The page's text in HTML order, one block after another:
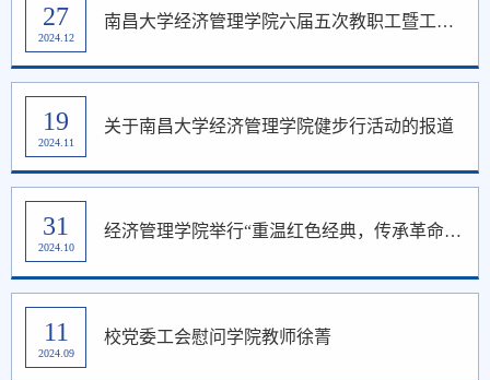
27
2024.12
南昌大学经济管理学院六届五次教职工暨工会会员大会顺利召开
19
2024.11
关于南昌大学经济管理学院健步行活动的报道
31
2024.10
经济管理学院举行“重温红色经典，传承革命精神”观影活动
11
2024.09
校党委工会慰问学院教师徐菁